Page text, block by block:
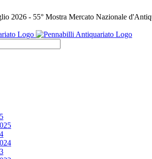
2026 - 55° Mostra Mercato Nazionale